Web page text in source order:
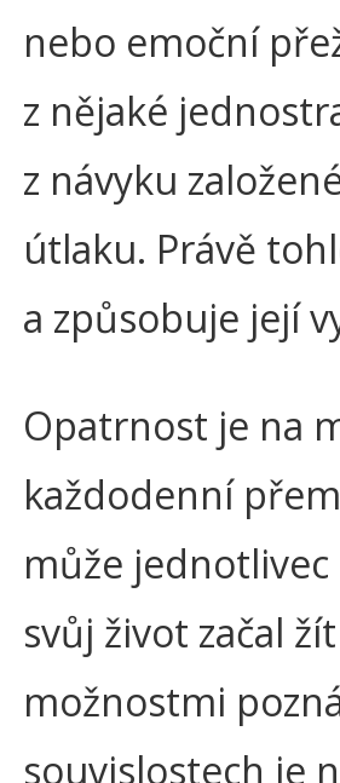
nebo emoční
z nějaké
z návyku
útlaku. Právě
a způsobuje její
Opatrnost je na
každodenní
může
svůj život začal
možnostmi
souvislostech je